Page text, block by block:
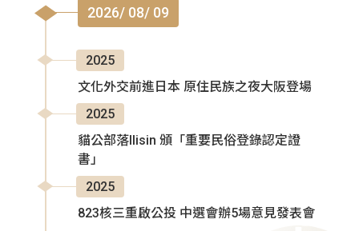
2026/ 08/ 09
2025
文化外交前進日本 原住民族之夜大阪登場
2025
貓公部落Ilisin 頒「重要民俗登錄認定證
書」
2025
823核三重啟公投 中選會辦5場意見發表會